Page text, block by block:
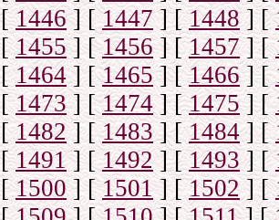
[1446] [1447] [1448] [
[1455] [1456] [1457] [
[1464] [1465] [1466] [
[1473] [1474] [1475] [
[1482] [1483] [1484] [
[1491] [1492] [1493] [
[1500] [1501] [1502] [